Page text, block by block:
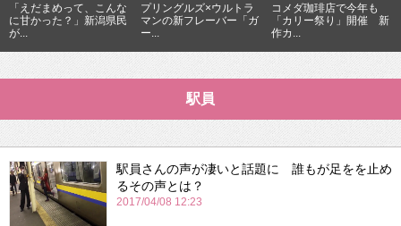
「えだまめって、こんな
に甘かった？」新潟県民
が...
プリングルズ×ウルトラ
マンの新フレーバー「ガ
ー...
コメダ珈琲店で今年も
「カリー祭り」開催 新
作カ...
駅員
駅員さんの声が凄いと話題に 誰もが足をを止め
るその声とは？
2017/04/08 12:23